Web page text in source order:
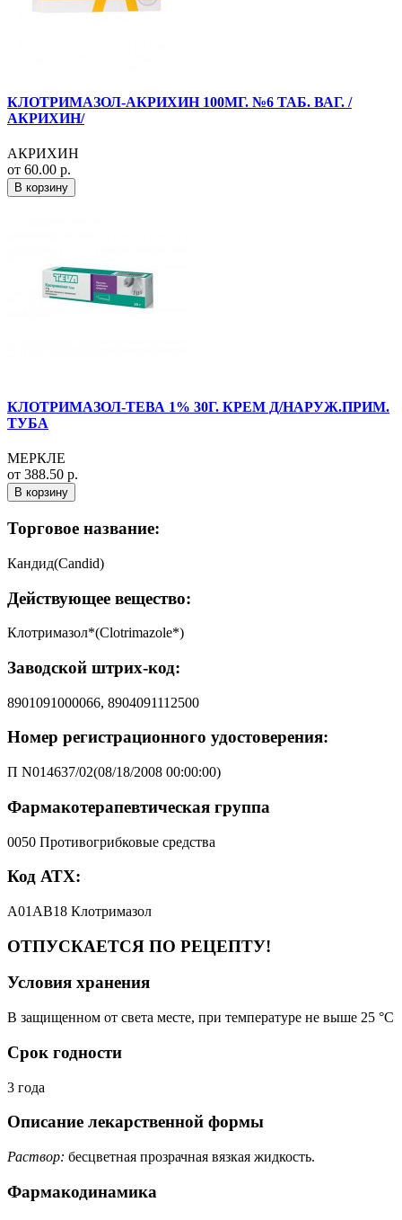
КЛОТРИМАЗОЛ-АКРИХИН 100МГ. №6 ТАБ. ВАГ. /
АКРИХИН/
АКРИХИН
от 60.00 р.
В корзину
КЛОТРИМАЗОЛ-ТЕВА 1% 30Г. КРЕМ Д/НАРУЖ.ПРИМ.
ТУБА
МЕРКЛЕ
от 388.50 р.
В корзину
Торговое название:
Кандид(Candid)
Действующее вещество:
Клотримазол*(Clotrimazole*)
Заводской штрих-код:
8901091000066, 8904091112500
Номер регистрационного удостоверения:
П N014637/02(08/18/2008 00:00:00)
Фармакотерапевтическая группа
0050 Противогрибковые средства
Код АТХ:
A01AB18 Клотримазол
ОТПУСКАЕТСЯ ПО РЕЦЕПТУ!
Условия хранения
В защищенном от света месте, при температуре не выше 25 °C
Срок годности
3 года
Описание лекарственной формы
Раствор: бесцветная прозрачная вязкая жидкость.
Фармакодинамика